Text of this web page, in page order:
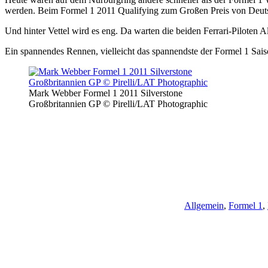
werden. Beim Formel 1 2011 Qualifying zum Großen Preis von
Und hinter Vettel wird es eng. Da warten die beiden Ferrari-Piloten
Ein spannendes Rennen, vielleicht das spannendste der Formel 1
Mark Webber Formel 1 2011 Silverstone
Großbritannien GP © Pirelli/LAT Photographic
Allgemein, Formel 1 ,